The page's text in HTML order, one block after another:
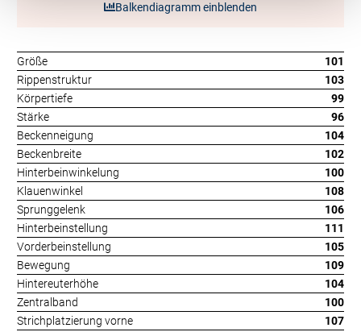
Balkendiagramm einblenden
Größe
101
Rippenstruktur
103
Körpertiefe
99
Stärke
96
Beckenneigung
104
Beckenbreite
102
Hinterbeinwinkelung
100
Klauenwinkel
108
Sprunggelenk
106
Hinterbeinstellung
111
Vorderbeinstellung
105
Bewegung
109
Hintereuterhöhe
104
Zentralband
100
Strichplatzierung vorne
107